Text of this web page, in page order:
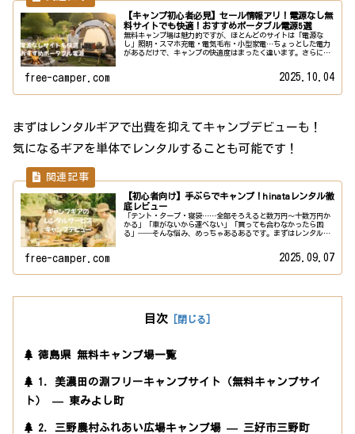
【キャンプ初心者必見】セール情報アリ！電源なし無
料サイトでも快適！おすすめポータブル電源5選
無料キャンプ場は魅力的ですが、ほとんどのサイトは「電源な
し」照明・スマホ充電・電気毛布・小型家電…ちょっとした電力
があるだけで、キャンプの快適度はまったく違います。さらにポ
free-camper.com 2025.10.04
まずはレンタルギアで出費を抑えてキャンプデビューも！
気になるギアを単体でレンタルすることも可能です！
【初心者向け】手ぶらでキャンプ！hinataレンタル徹
底レビュー
「テント・タープ・寝袋……全部そろえると数万円〜十数万円か
かる」「車がないから運べない」「買っても合わなかったら困
る」──そんな悩み、めっちゃあるあるです。まずはレンタル
free-camper.com 2025.09.07
目次
徳島県 無料キャンプ場一覧
1. 美濃田の淵フリーキャンプサイト（無料キャンプサイ
ト） — 東みよし町
2. 三野農村ふれあい広場キャンプ場 — 三好市三野町